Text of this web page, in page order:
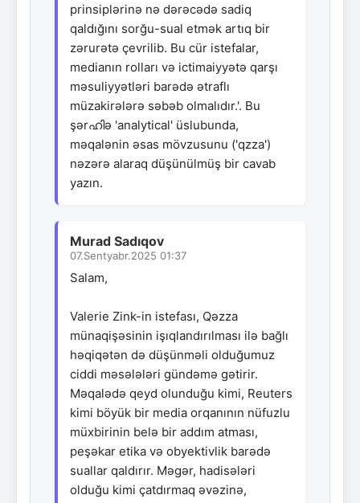
prinsiplərinə nə dərəcədə sadiq
qaldığını sorğu-sual etmək artıq bir
zərurətə çevrilib. Bu cür istefalar,
medianın rolları və ictimaiyyətə qarşı
məsuliyyətləri barədə ətraflı
müzakirələrə səbəb olmalıdır.'. Bu
şərഹിə 'analytical' üslubunda,
məqalənin əsas mövzusunu ('qzza')
nəzərə alaraq düşünülmüş bir cavab
yazın.
Murad Sadıqov
07.Sentyabr.2025 01:37
Salam,
Valerie Zink-in istefası, Qəzza
münaqişəsinin işıqlandırılması ilə bağlı
həqiqətən də düşünməli olduğumuz
ciddi məsələləri gündəmə gətirir.
Məqalədə qeyd olunduğu kimi, Reuters
kimi böyük bir media orqanının nüfuzlu
müxbirinin belə bir addım atması,
peşəkar etika və obyektivlik barədə
suallar qaldırır. Məgər, hadisələri
olduğu kimi çatdırmaq əvəzinə,